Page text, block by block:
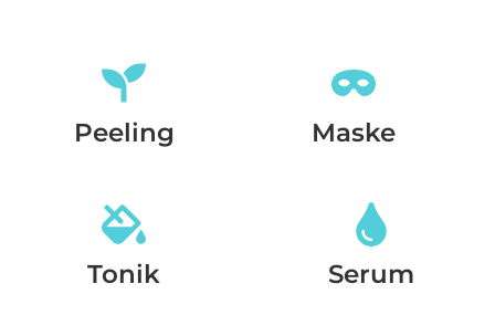
Peeling Maske
Tonik Serum